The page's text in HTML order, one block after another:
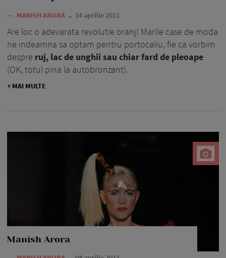
— MANISH ARORA 14 aprilie 2011
Are loc o adevarata revolutie oranj! Marile case de moda
ne indeamna sa optam pentru portocaliu, fie ca vorbim
despre ruj, lac de unghii sau chiar fard de pleoape
(OK, totul pina la autobronzant).
+ MAI MULTE
Manish Arora